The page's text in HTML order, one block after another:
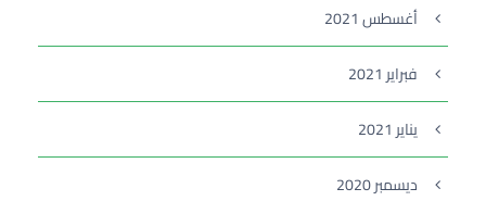
أغسطس 2021
فبراير 2021
يناير 2021
ديسمبر 2020